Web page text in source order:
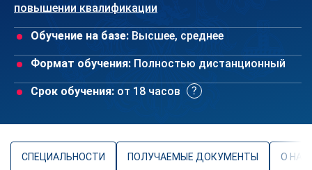
повышении квалификации
Обучение на базе: Высшее, среднее
Формат обучения: Полностью дистанционный
Срок обучения: от 18 часов
СПЕЦИАЛЬНОСТИ ПОЛУЧАЕМЫЕ ДОКУМЕНТЫ О